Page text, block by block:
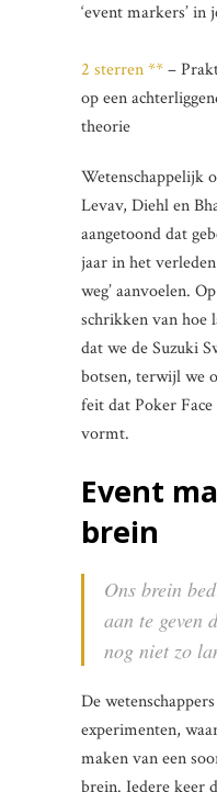
‘event markers’ in
2 sterren **–
op een
theorie
Wetenschappelijk
Levav, Diehl en
aangetoond dat
jaar in het
weg’ aanvoelen.
schrikken van hoe
dat we de Suzuki
botsen, terwijl we
feit dat Poker
vormt.
Event
brein
Ons brein
aan te geven
nog niet zo
De
experimenten,
maken van een
brein. Iedere keer